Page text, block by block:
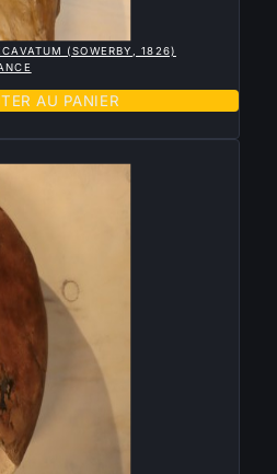
(SOWERBY, 1826)
AU PANIER